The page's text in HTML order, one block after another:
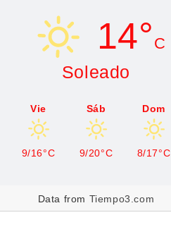
14° C
Soleado
Vie
9/16°C
Sáb
9/20°C
Dom
8/17°C
Data from Tiempo3.com